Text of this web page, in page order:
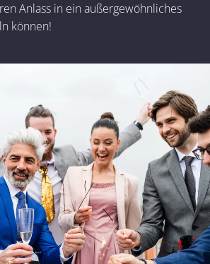
Anlass in ein außergewöhnliches
können!